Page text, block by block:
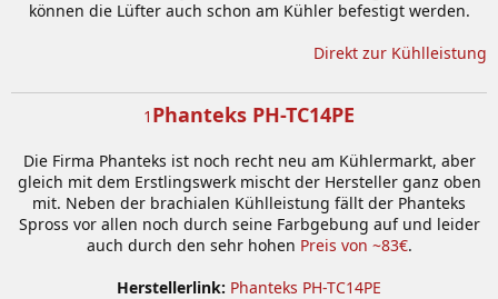
können die Lüfter auch schon am Kühler befestigt werden.
Direkt zur Kühlleistung
1 Phanteks PH-TC14PE
Die Firma Phanteks ist noch recht neu am Kühlermarkt, aber
gleich mit dem Erstlingswerk mischt der Hersteller ganz oben
mit. Neben der brachialen Kühlleistung fällt der Phanteks
Spross vor allen noch durch seine Farbgebung auf und leider
auch durch den sehr hohen Preis von ~83€.
Herstellerlink: Phanteks PH-TC14PE